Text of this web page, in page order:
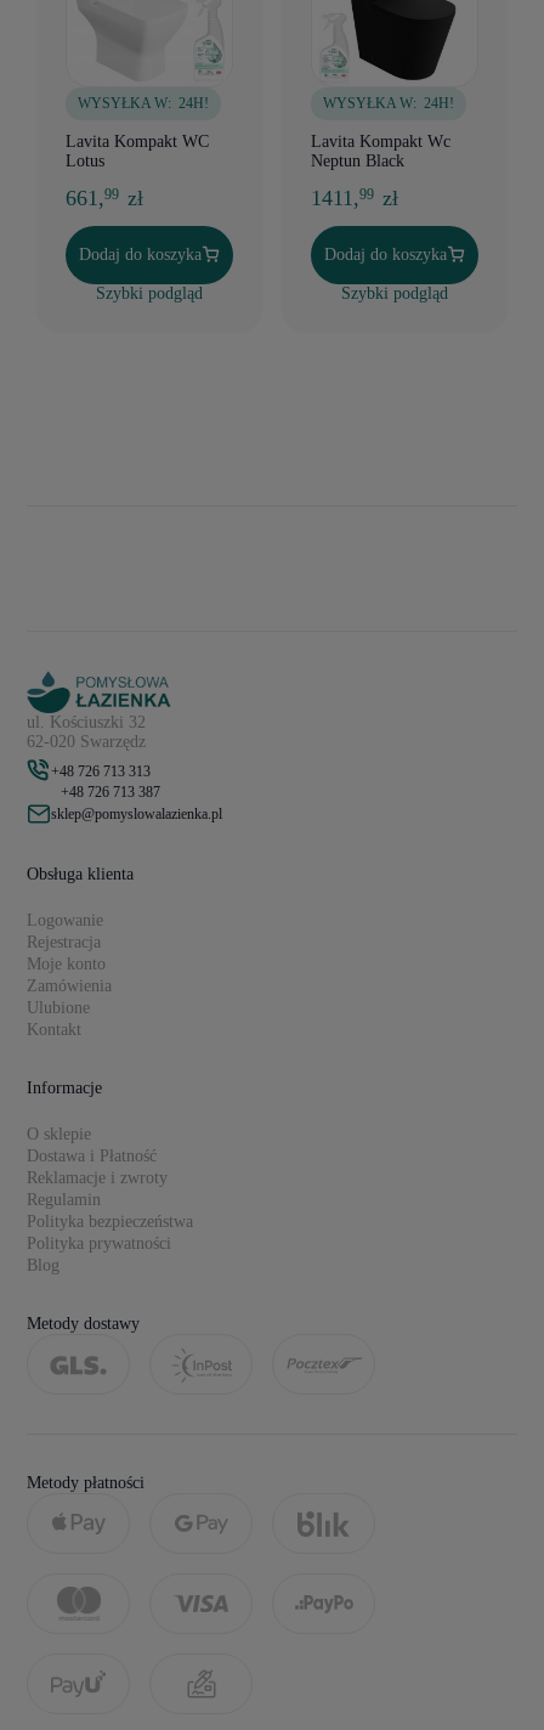
WYSYŁKA W: 24H!
Lavita Kompakt WC
Lotus
661,99 zł
Dodaj do koszyka
Szybki podgląd
WYSYŁKA W: 24H!
Lavita Kompakt Wc
Neptun Black
1411,99 zł
Dodaj do koszyka
Szybki podgląd
ul. Kościuszki 32
62-020 Swarzędz
+48 726 713 313
+48 726 713 387
sklep@pomyslowalazienka.pl
Obsługa klienta
Logowanie
Rejestracja
Moje konto
Zamówienia
Ulubione
Kontakt
Informacje
O sklepie
Dostawa i Płatność
Reklamacje i zwroty
Regulamin
Polityka bezpieczeństwa
Polityka prywatności
Blog
Metody dostawy
Metody płatności